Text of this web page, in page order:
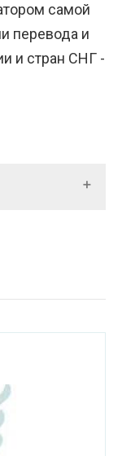
самой
перевода и
и стран СНГ -